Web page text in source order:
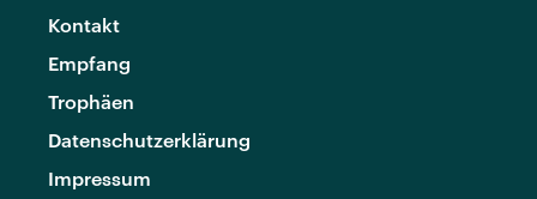
Kontakt
Empfang
Trophäen
Datenschutzerklärung
Impressum